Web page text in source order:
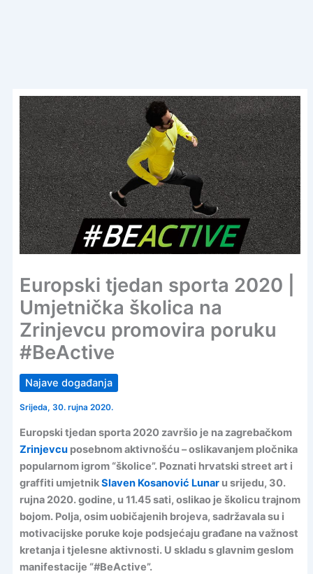
Europski tjedan sporta 2020 |
Umjetnička školica na
Zrinjevcu promovira poruku
#BeActive
Najave događanja
Srijeda, 30. rujna 2020.
Europski tjedan sporta 2020 završio je na zagrebačkom
Zrinjevcuposebnom aktivnošću – oslikavanjem pločnika
popularnom igrom “školice”. Poznati hrvatski street art i
graffiti umjetnikSlaven Kosanović Lunaru srijedu, 30.
rujna 2020. godine, u 11.45 sati, oslikao je školicu trajnom
bojom. Polja, osim uobičajenih brojeva, sadržavala su i
motivacijske poruke koje podsjećaju građane na važnost
kretanja i tjelesne aktivnosti. U skladu s glavnim geslom
manifestacije “#BeActive”.